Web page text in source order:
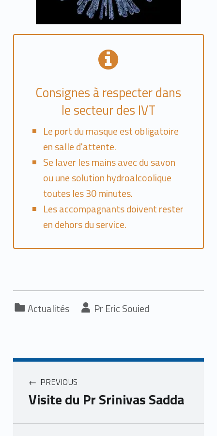
Consignes à respecter dans
le secteur des IVT
Le port du masque est obligatoire
en salle d'attente.
Se laver les mains avec du savon
ou une solution hydroalcoolique
toutes les 30 minutes.
Les accompagnants doivent rester
en dehors du service.
Categorized in:
Actualités Written by: Eric Souied
PREVIOUS
Visite du Pr Srinivas Sadda